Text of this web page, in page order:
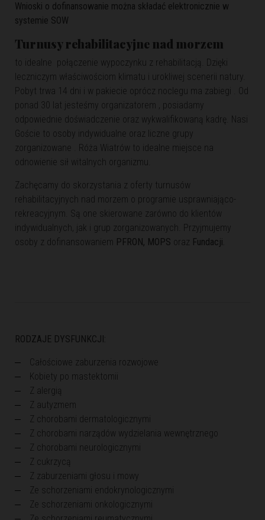
Wnioski o dofinansowanie można składać elektronicznie w
systemie SOW
Turnusy rehabilitacyjne nad morzem
to idealne połączenie wypoczynku z rehabilitacją. Dzięki
leczniczym właściwościom klimatu i urokliwej scenerii natury.
Pobyt trwa 14 dni i w pakiecie oprócz noclegu ma zabiegi . Od
ponad 30 lat jesteśmy organizatorem , posiadamy
odpowiednie doświadczenie oraz wykwalifikowaną kadrę. Nasi
Goście to osoby indywidualne oraz liczne grupy
zorganizowane . Róża Wiatrów to idealne miejsce na
odnowienie sił witalnych organizmu.
Zachęcamy do skorzystania z oferty turnusów
rehabilitacyjnych nad morzem o programie usprawniająco-
rekreacyjnym. Są one skierowane zarówno do klientów
indywidualnych, jak i grup zorganizowanych. Przyjmujemy
osoby z dofinansowaniem PFRON, MOPS oraz Fundacji.
RODZAJE DYSFUNKCJI:
Całościowe zaburzenia rozwojowe
Kobiety po mastektomii
Z alergią
Z autyzmem
Z chorobami dermatologicznymi
Z chorobami narządów wydzielania wewnętrznego
Z chorobami neurologicznymi
Z cukrzycą
Z zaburzeniami głosu i mowy
Ze schorzeniami endokrynologicznymi
Ze schorzeniami onkologicznymi